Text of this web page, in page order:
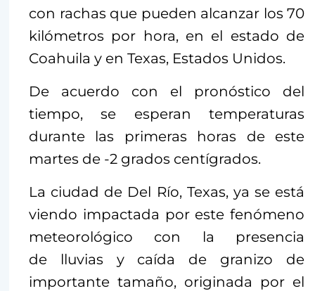
con rachas que pueden alcanzar los 70
kilómetros por hora, en el estado de
Coahuila y en Texas, Estados Unidos.
De acuerdo con el pronóstico del
tiempo, se esperan temperaturas
durante las primeras horas de este
martes de -2 grados centígrados.
La ciudad de Del Río, Texas, ya se está
viendo impactada por este fenómeno
meteorológico con la presencia
de lluvias y caída de granizo de
importante tamaño, originada por el